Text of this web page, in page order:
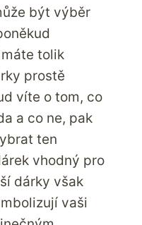
být výběr
tolik
prostě
víte o tom, co
a co ne, pak
ten
vhodný pro
dárky však
vaši